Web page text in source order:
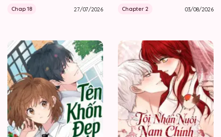
Chap 18
27/07/2026
Chapter 2
03/08/2026